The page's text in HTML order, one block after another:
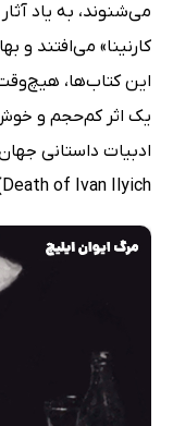
می‌شنوند، به یاد
کارنینا» می‌افتند و
این کتاب‌ها،
یک اثر کم‌حجم و
Death of Ivan Ilyich).